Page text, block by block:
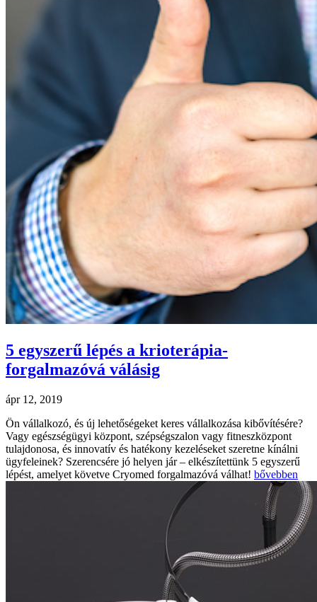
5 egyszerű lépés a krioterápia-
forgalmazóvá válásig
ápr 12, 2019
Ön vállalkozó, és új lehetőségeket keres vállalkozása kibővítésére?
Vagy egészségügyi központ, szépségszalon vagy fitneszközpont
tulajdonosa, és innovatív és hatékony kezeléseket szeretne kínálni
ügyfeleinek? Szerencsére jó helyen jár – elkészítettünk 5 egyszerű
lépést, amelyet követve Cryomed forgalmazóvá válhat! bővebben